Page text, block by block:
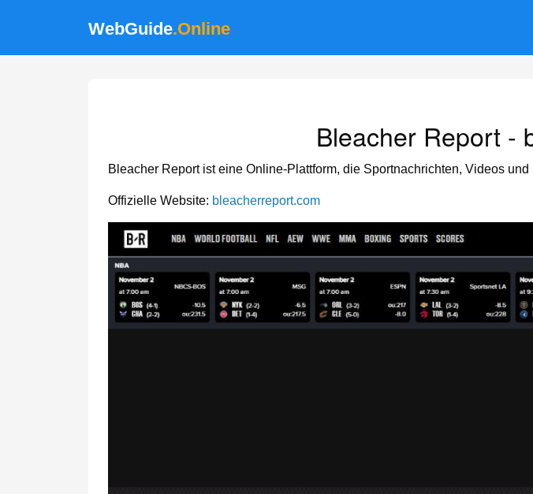
WebGuide.Online
Bleacher Report -
Bleacher Report ist eine Online-Plattform, die Sportnachrichten, Videos
Offizielle Website: bleacherreport.com